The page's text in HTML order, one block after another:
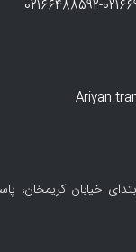
02166488592-
خیابان کریمخان،